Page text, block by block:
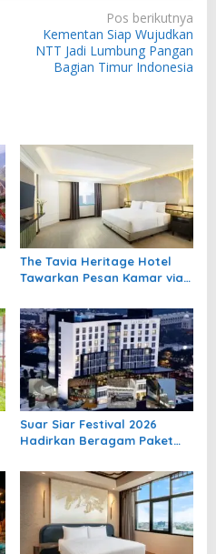
Pos berikutnya
Kementan Siap Wujudkan
NTT Jadi Lumbung Pangan
Bagian Timur Indonesia
The Tavia Heritage Hotel
Tawarkan Pesan Kamar via
Suar Siar Festival 2026
Hadirkan Beragam Paket